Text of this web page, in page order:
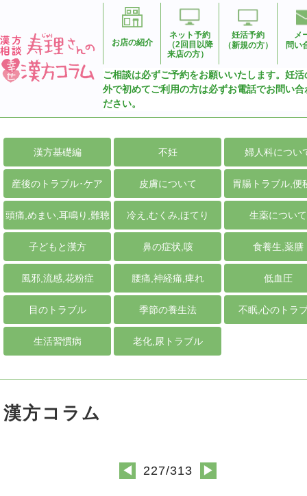
お店の紹介
ネット予約
（2回目以降
来店の方）
妊活予約
（新規の方）
メ
問い
ご相談は必ずご予約をお願いいたします。妊活
外で初めてご利用の方は必ずお電話でお問い合
ださい。
漢方基礎編 不妊 婦人科につい
産後のトラブル･ケア 皮膚について 胃腸トラブル,便
頭痛,めまい,耳鳴り,難聴 冷え,むくみ,ほてり 生薬について
子どもと漢方 鼻の症状,咳 食養生,薬膳
風邪,流感,花粉症 腰痛,神経痛,痺れ 低血圧
目のトラブル 季節の養生法 不眠,心のトラ
生活習慣病 老化,尿トラブル
漢方コラム
◀ 227/313 ▶